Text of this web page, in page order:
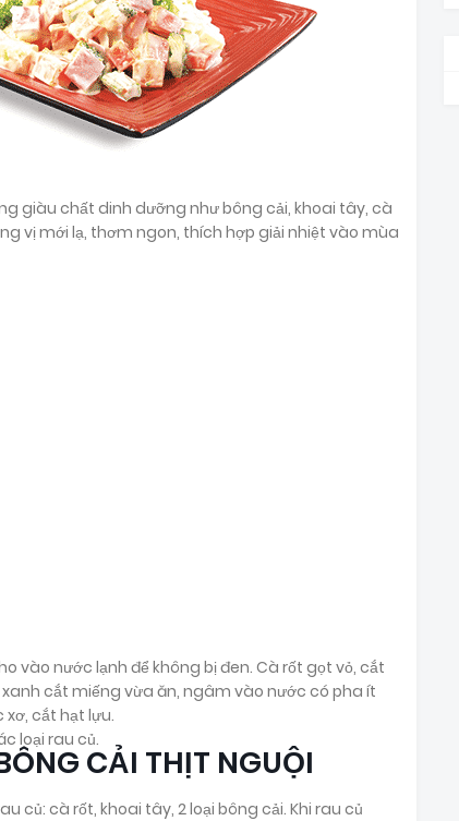
giàu chất dinh dưỡng như bông cải, khoai tây, cà
vị mới lạ, thơm ngon, thích hợp giải nhiệt vào mùa
vào nước lạnh để không bị đen. Cà rốt gọt vỏ, cắt
cắt miếng vừa ăn, ngâm vào nước có pha ít
cắt hạt lựu.
loại rau củ.
CẢI THỊT NGUỘI
củ: cà rốt, khoai tây, 2 loại bông cải. Khi rau củ